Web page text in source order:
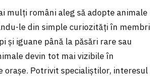
mulți români aleg să adopte animale
le din simple curiozități în membri
și iguane până la păsări rare sau
devin tot mai vizibile în
orașe. Potrivit specialiștilor, interesul